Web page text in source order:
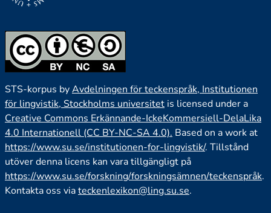
STS-korpus byAvdelningen för teckenspråk, Institutionen
för lingvistik, Stockholms universitet is licensed under a
Creative Commons Erkännande-IckeKommersiell-DelaLika
4.0 Internationell (CC BY-NC-SA 4.0). Based on a work at
https://www.su.se/institutionen-for-lingvistik/. Tillstånd
utöver denna licens kan vara tillgängligt på
https://www.su.se/forskning/forskningsämnen/teckenspråk.
Kontakta oss viateckenlexikon@ling.su.se.